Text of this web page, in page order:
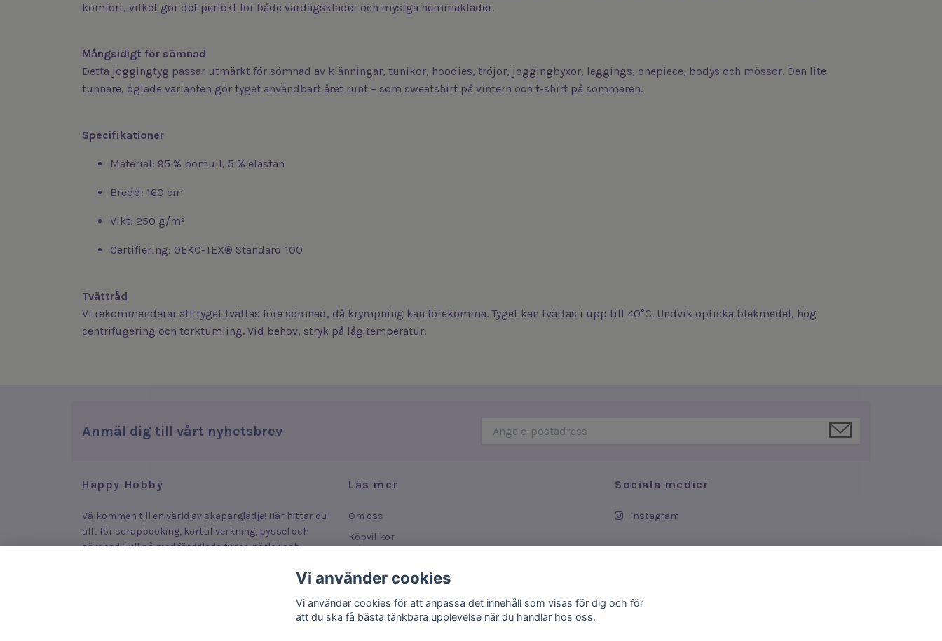
komfort, vilket gör det perfekt för både vardagskläder och mysiga hemmakläder.
Mångsidigt för sömnad
Detta joggingtyg passar utmärkt för sömnad av klänningar, tunikor, hoodies, tröjor, joggingbyxor, leggings, onepiece, bodys och mössor. Den lite
tunnare, öglade varianten gör tyget användbart året runt – som sweatshirt på vintern och t-shirt på sommaren.
Specifikationer
Material: 95 % bomull, 5 % elastan
Bredd: 160 cm
Vikt: 250 g/m²
Certifiering: OEKO-TEX® Standard 100
Tvättråd
Vi rekommenderar att tyget tvättas före sömnad, då krympning kan förekomma. Tyget kan tvättas i upp till 40°C. Undvik optiska blekmedel, hög
centrifugering och torktumling. Vid behov, stryk på låg temperatur.
Anmäl dig till vårt nyhetsbrev
Happy Hobby
Välkommen till en värld av skaparglädje! Här hittar du
allt för scrapbooking, korttillverkning, pyssel och
sömnad. Fyll på med färgglada tyger, pärlor och
eller upptäck roliga och enkla produkter som lockar
Läs mer
Om oss
Köpvillkor
Kontakt
Sociala medier
Instagram
Vi använder cookies
Vi använder cookies för att anpassa det innehåll som visas för dig och för
att du ska få bästa tänkbara upplevelse när du handlar hos oss.